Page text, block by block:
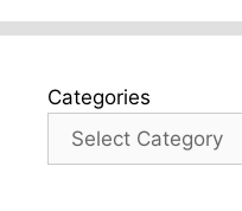
Categories